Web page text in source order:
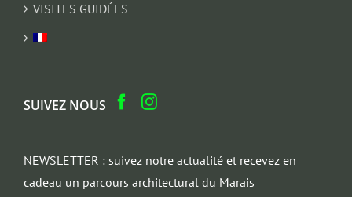
VISITES GUIDÉES
SUIVEZ NOUS
NEWSLETTER : suivez notre actualité et recevez en
cadeau un parcours architectural du Marais